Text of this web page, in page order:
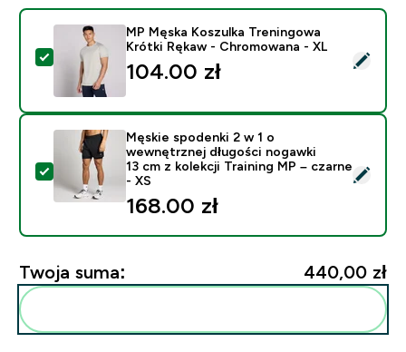
Wybierz ten produkt - MP Męska Koszulka
MP Męska Koszulka Treningowa
Krótki Rękaw - Chromowana - XL
104.00 zł‎
Wybierz ten produkt - Męskie spodenki 2 w 1 o
Męskie spodenki 2 w 1 o
wewnętrznej długości nogawki
13 cm z kolekcji Training MP – czarne
- XS
168.00 zł‎
Twoja suma: 440,00 zł‎